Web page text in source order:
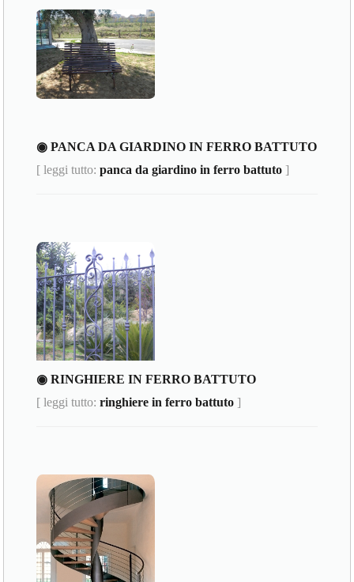
◉ PANCA DA GIARDINO IN FERRO BATTUTO
[ leggi tutto:panca da giardino in ferro battuto ]
◉ RINGHIERE IN FERRO BATTUTO
[ leggi tutto:ringhiere in ferro battuto ]